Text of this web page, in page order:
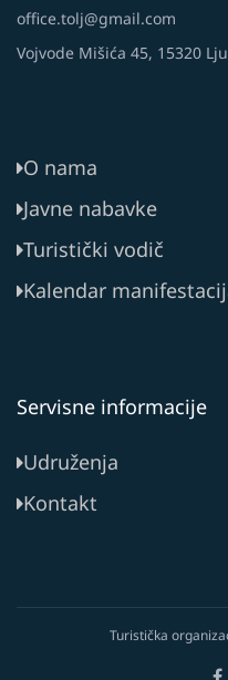
office.tolj@gmail.com
Vojvode Mišića 45, 15320
O nama
Javne nabavke
Turistički vodič
Kalendar
Servisne informacije
Udruženja
Kontakt
Turistička